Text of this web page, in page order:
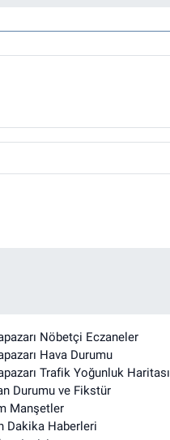
Nöbetçi Eczaneler
Hava Durumu
Trafik Yoğunluk Haritası
Durumu ve Fikstür
Manşetler
Dakika Haberleri